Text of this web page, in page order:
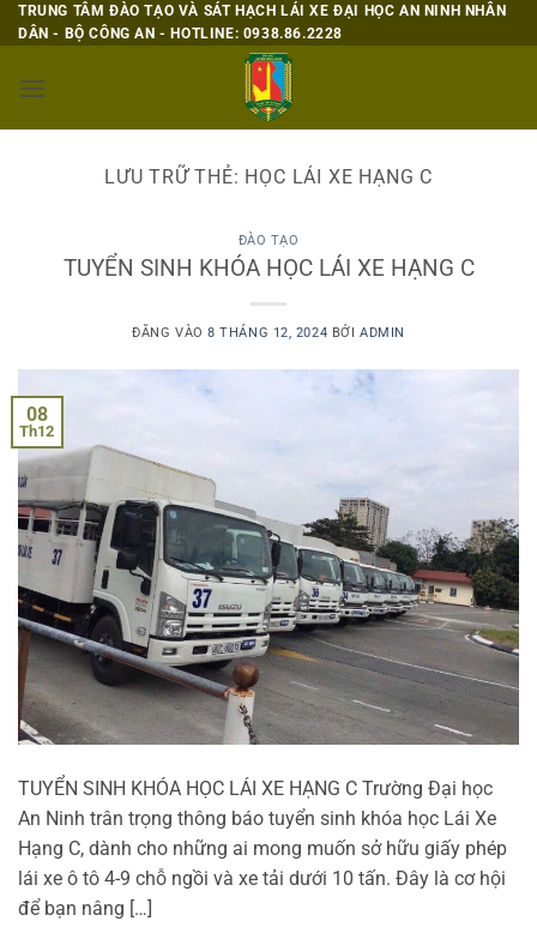
Bỏ
qua
dung
TRUNG TÂM ĐÀO TẠO VÀ SÁT HẠCH LÁI XE ĐẠI HỌC AN NINH NHÂN
DÂN - BỘ CÔNG AN - HOTLINE: 0938.86.2228
LƯU TRỮ THẺ: HỌC LÁI XE HẠNG C
ĐÀO TẠO
TUYỂN SINH KHÓA HỌC LÁI XE HẠNG C
ĐĂNG VÀO8 THÁNG 12, 2024 BỞI ADMIN
08
Th12
TUYỂN SINH KHÓA HỌC LÁI XE HẠNG C Trường Đại học
An Ninh trân trọng thông báo tuyển sinh khóa học Lái Xe
Hạng C, dành cho những ai mong muốn sở hữu giấy phép
lái xe ô tô 4-9 chỗ ngồi và xe tải dưới 10 tấn. Đây là cơ hội
để bạn nâng […]